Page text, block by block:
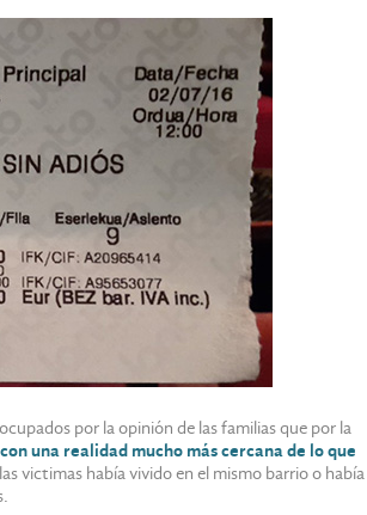
por la opinión de las familias que por la
una realidad mucho más cercana de lo que
victimas había vivido en el mismo barrio o había